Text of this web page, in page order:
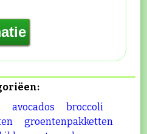
avocados
broccoli
groentenpakketten